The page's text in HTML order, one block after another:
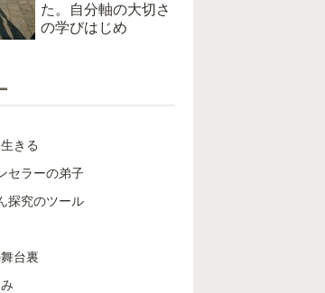
た。自分軸の大切さ
の学びはじめ
きる
セラーの弟子
探究のツール
台裏